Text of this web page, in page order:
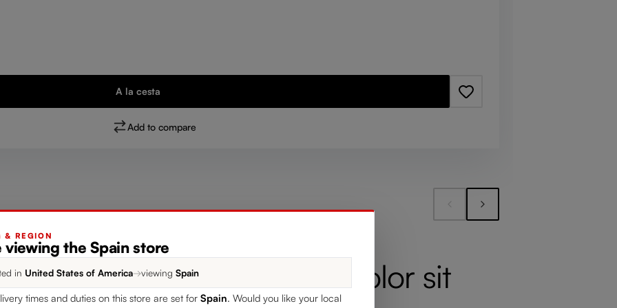
A la cesta
Add to compare
Lorem Ipsum dolor sit
& REGION
viewing the Spain store
in United States of America→viewing Spain
times and duties on this store are set for Spain . Would you like your local